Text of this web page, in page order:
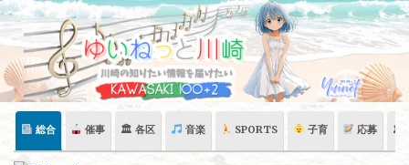
Skip
content
総合 催事 🏛 各区 音楽 SPORTS 子育 応募 🏛